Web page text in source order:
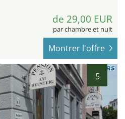
de 29,00 EUR
par chambre et nuit
Montrer l'offre
5